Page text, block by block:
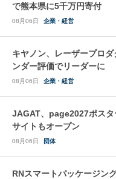
で熊本県に5千万円寄付
08月06日 企業・経営
キヤノン、レーザープロ
ンダー評価でリーダーに
08月06日 企業・経営
JAGAT、page2027ポス
サイトもオープン
08月06日 団体
RNスマートパッケージン